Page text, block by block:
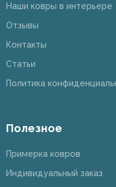
Наши ковры в интерьере
Отзывы
Контакты
Статьи
Политика
Полезное
Примерка ковров
Индивидуальный заказ